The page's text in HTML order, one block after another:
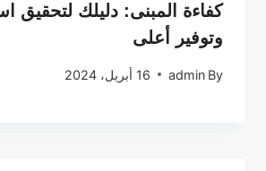
كفاءة المبنى: دليلك لتحقيق
وتوفير أعلى
By
admin 16 أبريل، 2024